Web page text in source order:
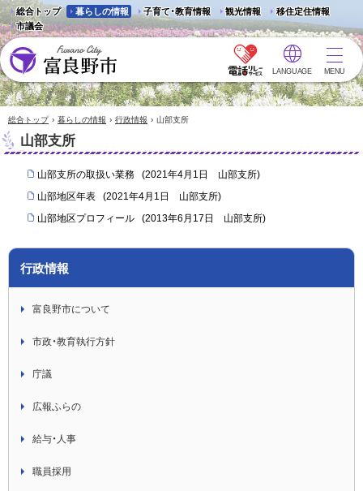
総合トップ 暮らしの情報 子育て・教育情報 観光情報
移住定住情報
市議会
富良野市 - Frano City
LANGUAGE MENU
総合トップ › 暮らしの情報 › 行政情報 › 山部支所
山部支所
山部支所の取扱い業務 (2021年4月1日 山部支所)
山部地区年表
(2021年4月1日 山部支所)
山部地区プロフィール
(2013年6月17日 山部支所)
行政情報
富良野市について
市政・教育執行方針
庁議
広報ふらの
給与・人事
職員採用